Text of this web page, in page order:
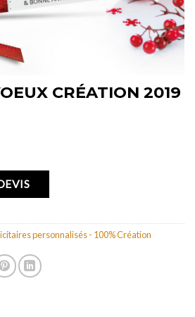
CRÉATION 2019
personnalisés - 100% Création